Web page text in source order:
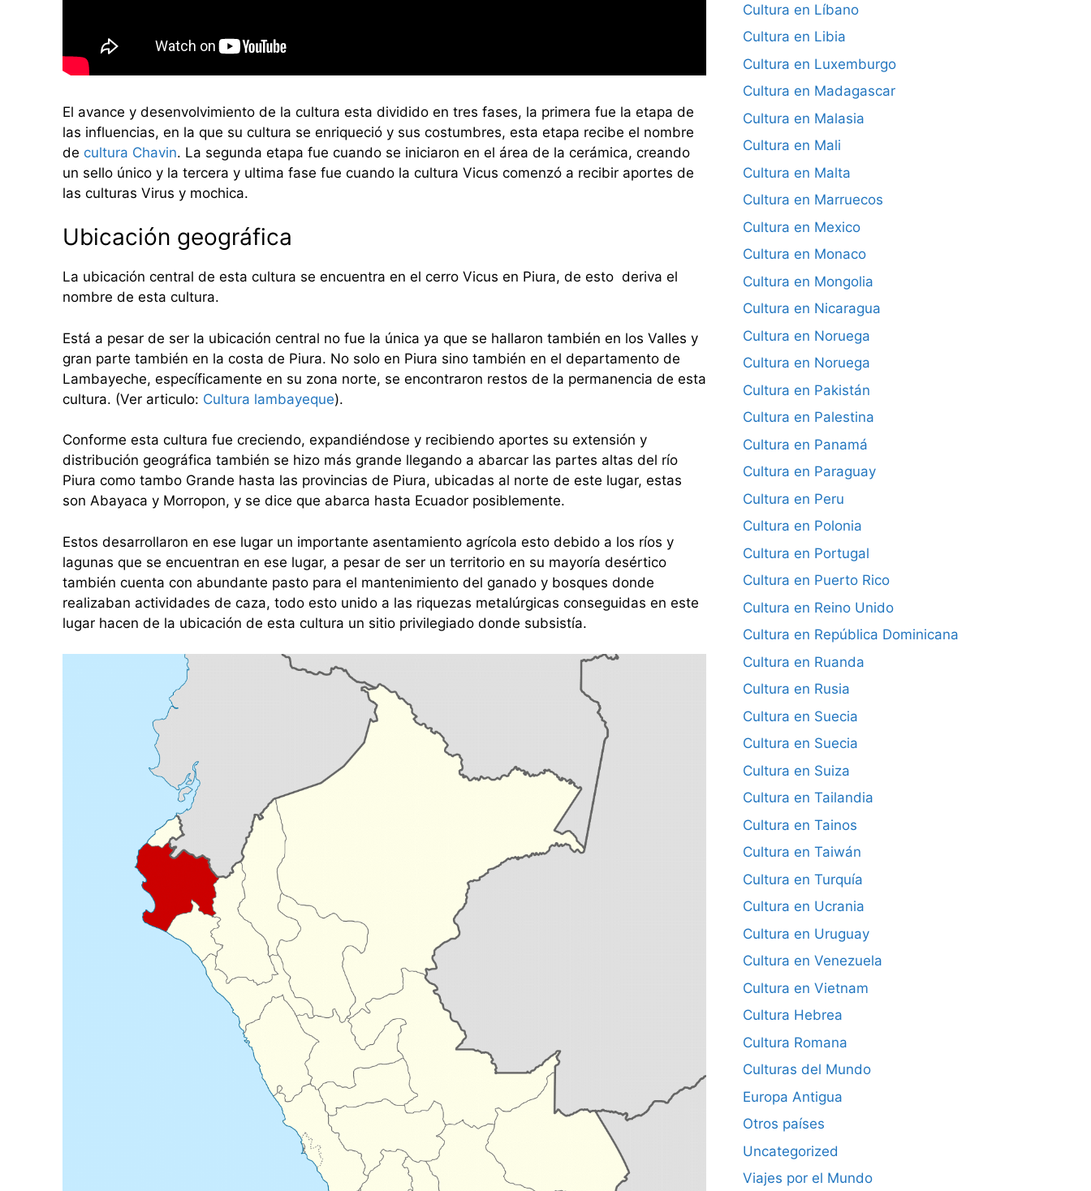
El avance y desenvolvimiento de la cultura esta dividido en tres fases, la primera fue la etapa de
las influencias, en la que su cultura se enriqueció y sus costumbres, esta etapa recibe el nombre
de cultura Chavin. La segunda etapa fue cuando se iniciaron en el área de la cerámica, creando
un sello único y la tercera y ultima fase fue cuando la cultura Vicus comenzó a recibir aportes de
las culturas Virus y mochica.
Ubicación geográfica
La ubicación central de esta cultura se encuentra en el cerro Vicus en Piura, de esto deriva el
nombre de esta cultura.
Está a pesar de ser la ubicación central no fue la única ya que se hallaron también en los Valles y
gran parte también en la costa de Piura. No solo en Piura sino también en el departamento de
Lambayeche, específicamente en su zona norte, se encontraron restos de la permanencia de esta
cultura. (Ver articulo: Cultura lambayeque).
Conforme esta cultura fue creciendo, expandiéndose y recibiendo aportes su extensión y
distribución geográfica también se hizo más grande llegando a abarcar las partes altas del río
Piura como tambo Grande hasta las provincias de Piura, ubicadas al norte de este lugar, estas
son Abayaca y Morropon, y se dice que abarca hasta Ecuador posiblemente.
Estos desarrollaron en ese lugar un importante asentamiento agrícola esto debido a los ríos y
lagunas que se encuentran en ese lugar, a pesar de ser un territorio en su mayoría desértico
también cuenta con abundante pasto para el mantenimiento del ganado y bosques donde
realizaban actividades de caza, todo esto unido a las riquezas metalúrgicas conseguidas en este
lugar hacen de la ubicación de esta cultura un sitio privilegiado donde subsistía.
Cultura en Líbano
Cultura en Libia
Cultura en Luxemburgo
Cultura en Madagascar
Cultura en Malasia
Cultura en Mali
Cultura en Malta
Cultura en Marruecos
Cultura en Mexico
Cultura en Monaco
Cultura en Mongolia
Cultura en Nicaragua
Cultura en Noruega
Cultura en Noruega
Cultura en Pakistán
Cultura en Palestina
Cultura en Panamá
Cultura en Paraguay
Cultura en Peru
Cultura en Polonia
Cultura en Portugal
Cultura en Puerto Rico
Cultura en Reino Unido
Cultura en República Dominicana
Cultura en Ruanda
Cultura en Rusia
Cultura en Suecia
Cultura en Suecia
Cultura en Suiza
Cultura en Tailandia
Cultura en Tainos
Cultura en Taiwán
Cultura en Turquía
Cultura en Ucrania
Cultura en Uruguay
Cultura en Venezuela
Cultura en Vietnam
Cultura Hebrea
Cultura Romana
Culturas del Mundo
Europa Antigua
Otros países
Uncategorized
Viajes por el Mundo